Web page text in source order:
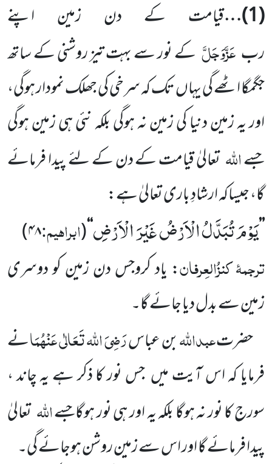
(1)
…قیامت کے دن زمین اپنے
ربعَزَّوَجَلَّ کے نور سے بہت تیز روشنی کے ساتھ
جگمگا اٹھے گی یہاں تک کہ سرخی کی جھلک نمودار ہوگی،
اور یہ زمین دنیا کی زمین نہ ہوگی بلکہ نئی ہی زمین ہوگی
جسےاللہتعالیٰ قیامت کے دن کے لئے پیدا فرمائے
گا، جیساکہ ارشادِ باری تعالیٰ ہے:
’’یَوْمَ تُبَدَّلُ الْاَرْضُ غَیْرَ الْاَرْضِ‘‘
(ابراہیم:۴۸)
ترجمۂ کنزُالعِرفان: یاد کروجس دن زمین کو دوسری
زمین سے بدل دیا جائے گا۔
حضرتعبداللہبن عباسرَضِیَ اللہ تَعَالٰی عَنْہُمَانے
فرمایا کہ اس آیت میں جس نور کا ذکر ہے یہ چاند ،
سورج کا نور نہ ہوگا بلکہ یہ اور ہی نور ہوگاجسےاللہتعالیٰ
پیدا فرمائے گا اور اس سے زمین روشن ہوجائے گی۔